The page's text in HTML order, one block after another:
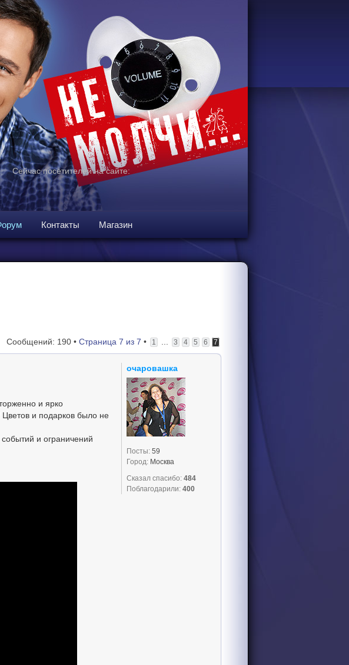
Сейчас посетителей на сайте:
Контакты Магазин
Сообщений: 190 • Страница 7 из 7 • 1 ... 3 4 5 6 7
и ярко
Цветов и подарков было не
и ограничений
очаровашка
Посты: 59
Город: Москва
Сказал спасибо: 484
Поблагодарили: 400